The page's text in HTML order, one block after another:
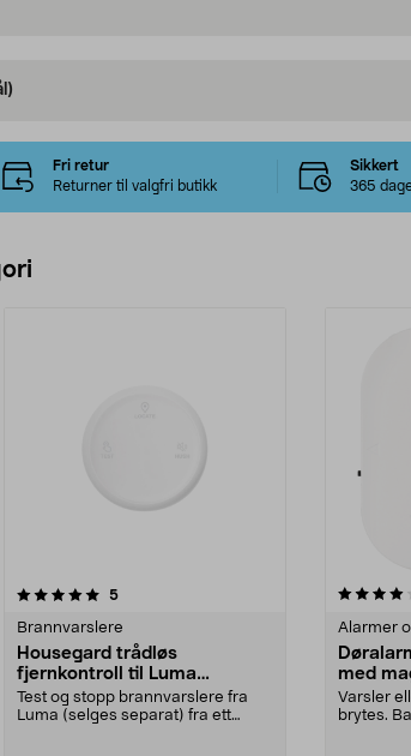
Fri retur
Returner til valgfri butikk
Sikkert
365
5anmeldelser
Brannvarslere
Housegard trådløs
fjernkontroll til Luma
brannvarslere
Test og stopp brannvarslere fra
Luma (selges separat) fra ett
4.0 av 5 stjerner
Alarmer
med
Varsler
brytes.